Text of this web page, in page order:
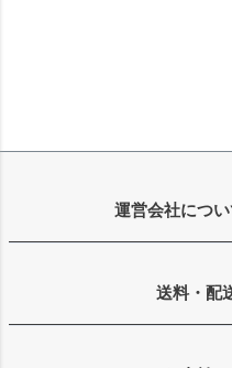
運営会社につい
送料・配